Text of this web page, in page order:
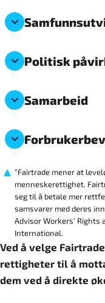
Politisk
Samarbeid
“Fairtrade mener at
menneskerettighet.
seg til å betale mer
samsvarer med deres
Advisor Workers’ Rights
International.
Ved å velge
rettigheter til å
dem ved å direkte